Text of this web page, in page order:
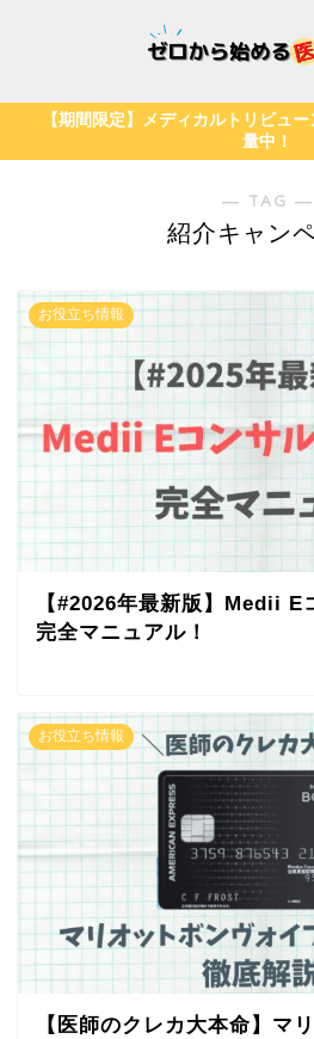
【期間限定】メディカルトリビュ
量中！
― TAG ―
紹介キャン
お役立ち情報
【#2026年最新版】Medii E
完全マニュアル！
お役立ち情報
【医師のクレカ大本命】マ